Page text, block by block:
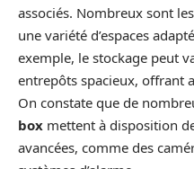
associés. Nombreux sont
une variété d’espaces
exemple, le stockage peut
entrepôts spacieux, offrant
On constate que de
box mettent à disposition
avancées, comme des